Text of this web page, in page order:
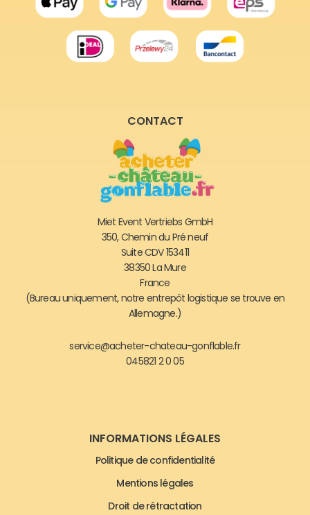
CONTACT
Miet Event Vertriebs GmbH
350, Chemin du Pré neuf
Suite CDV 153411
38350 La Mure
France
(Bureau uniquement, notre entrepôt logistique se trouve en
Allemagne.)
service@acheter-chateau-gonflable.fr
045821 2 0 05
INFORMATIONS LÉGALES
Politique de confidentialité
Mentions légales
Droit de rétractation